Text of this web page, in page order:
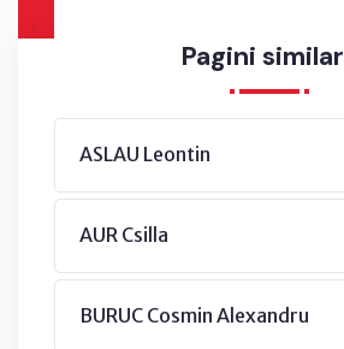
Pagini
ASLAU Leontin
AUR Csilla
BURUC Cosmin Alexandru